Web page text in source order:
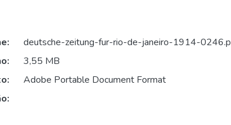
deutsche-zeitung-fur-rio-de-janeiro-1914-
3,55 MB
Adobe Portable Document Format